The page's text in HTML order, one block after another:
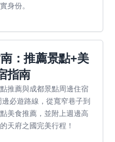
身份。
：推薦景點+美
指南
推薦與成都景點周邊住宿
必遊路線，從寬窄巷子到
美食推薦，並附上週邊高
天府之國完美行程！